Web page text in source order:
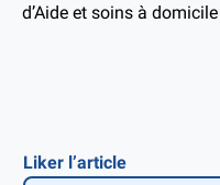
d’Aide et soins à
Liker l’article